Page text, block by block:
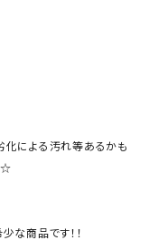
による汚れ等あるかも
☆
な商品です！！